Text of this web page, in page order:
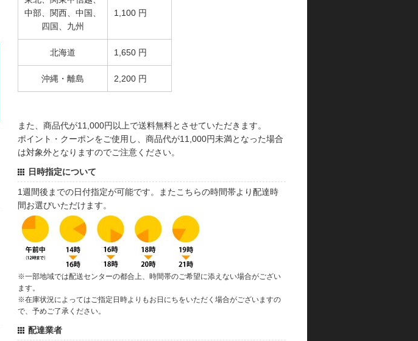
中部、関西、中国、
四国、九州
1,100 円
北海道 1,650 円
沖縄・離島 2,200 円
また、商品代が11,000円以上で送料無料とさせていただきます。
ポイント・クーポンをご使用し、商品代が11,000円未満となった場合
は対象外となりますのでご注意ください。
日時指定について
1週間後までの日付指定が可能です。またこちらの時間帯より配達時
間お選びいただけます。
※一部地域では配送センターの都合上、時間帯のご希望に添えない場合がござい
ます。
※在庫状況によってはご指定日時よりもお日にちをいただく場合がございますの
で、予めご了承ください。
配達業者